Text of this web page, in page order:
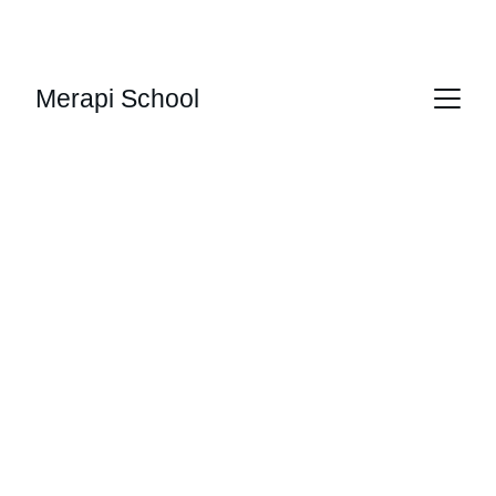
Merapi School